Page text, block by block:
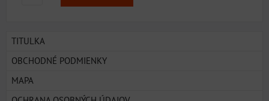
TITULKA
OBCHODNÉ PODMIENKY
MAPA